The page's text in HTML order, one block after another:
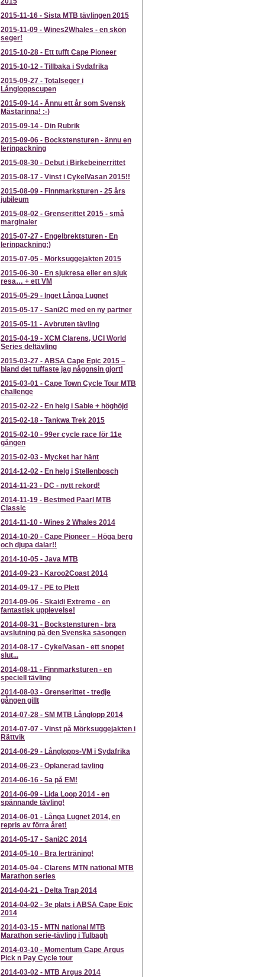
2015-11-16 - Sista MTB tävlingen 2015
2015-11-09 - Wines2Whales - en skön
seger!
2015-10-28 - Ett tufft Cape Pioneer
2015-10-12 - Tillbaka i Sydafrika
2015-09-27 - Totalseger i
Långloppscupen
2015-09-14 - Ännu ett år som Svensk
Mästarinna! :-)
2015-09-14 - Din Rubrik
2015-09-06 - Bockstensturen - ännu en
lerinpackning
2015-08-30 - Debut i Birkebeinerrittet
2015-08-17 - Vinst i CykelVasan 2015!!
2015-08-09 - Finnmarksturen - 25 års
jubileum
2015-08-02 - Grenserittet 2015 - små
marginaler
2015-07-27 - Engelbrektsturen - En
lerinpackning;)
2015-07-05 - Mörksuggejakten 2015
2015-06-30 - En sjukresa eller en sjuk
resa… + ett VM
2015-05-29 - Inget Långa Lugnet
2015-05-17 - Sani2C med en ny partner
2015-05-11 - Avbruten tävling
2015-04-19 - XCM Clarens, UCI World
Series deltävling
2015-03-27 - ABSA Cape Epic 2015 –
bland det tuffaste jag någonsin gjort!
2015-03-01 - Cape Town Cycle Tour MTB
challenge
2015-02-22 - En helg i Sabie + höghöjd
2015-02-18 - Tankwa Trek 2015
2015-02-10 - 99er cycle race för 11e
gången
2015-02-03 - Mycket har hänt
2014-12-02 - En helg i Stellenbosch
2014-11-23 - DC - nytt rekord!
2014-11-19 - Bestmed Paarl MTB
Classic
2014-11-10 - Wines 2 Whales 2014
2014-10-20 - Cape Pioneer – Höga berg
och djupa dalar!!
2014-10-05 - Java MTB
2014-09-23 - Karoo2Coast 2014
2014-09-17 - PE to Plett
2014-09-06 - Skaidi Extreme - en
fantastisk upplevelse!
2014-08-31 - Bockstensturen - bra
avslutning på den Svenska säsongen
2014-08-17 - CykelVasan - ett snopet
slut...
2014-08-11 - Finnmarksturen - en
speciell tävling
2014-08-03 - Grenserittet - tredje
gången gillt
2014-07-28 - SM MTB Långlopp 2014
2014-07-07 - Vinst på Mörksuggejakten i
Rättvik
2014-06-29 - Långlopps-VM i Sydafrika
2014-06-23 - Oplanerad tävling
2014-06-16 - 5a på EM!
2014-06-09 - Lida Loop 2014 - en
spännande tävling!
2014-06-01 - Långa Lugnet 2014, en
repris av förra året!
2014-05-17 - Sani2C 2014
2014-05-10 - Bra lerträning!
2014-05-04 - Clarens MTN national MTB
Marathon series
2014-04-21 - Delta Trap 2014
2014-04-02 - 3e plats i ABSA Cape Epic
2014
2014-03-15 - MTN national MTB
Marathon serie-tävling i Tulbagh
2014-03-10 - Momentum Cape Argus
Pick n Pay Cycle tour
2014-03-02 - MTB Argus 2014